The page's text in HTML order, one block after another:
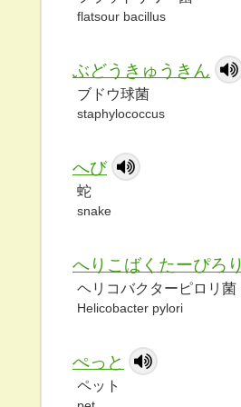
flatsour bacillus
ぶどうきゅうきん
ブドウ球菌
staphylococcus
へび
蛇
snake
へりこばくたーぴろ
ヘリコバクターピロリ菌
Helicobacter pylori
ぺっと
ペット